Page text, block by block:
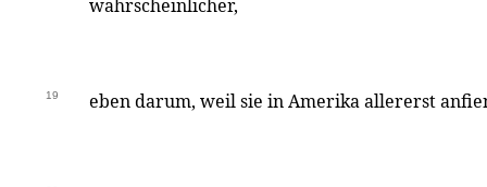
wahrscheinlicher,
19 eben darum, weil sie in Amerika allererst